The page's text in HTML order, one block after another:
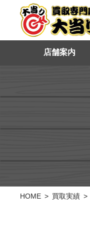
店舗案内
HOME 買取実績